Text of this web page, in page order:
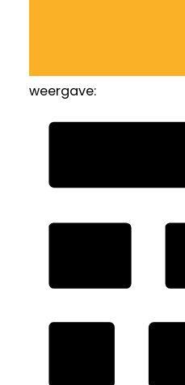
weergave: